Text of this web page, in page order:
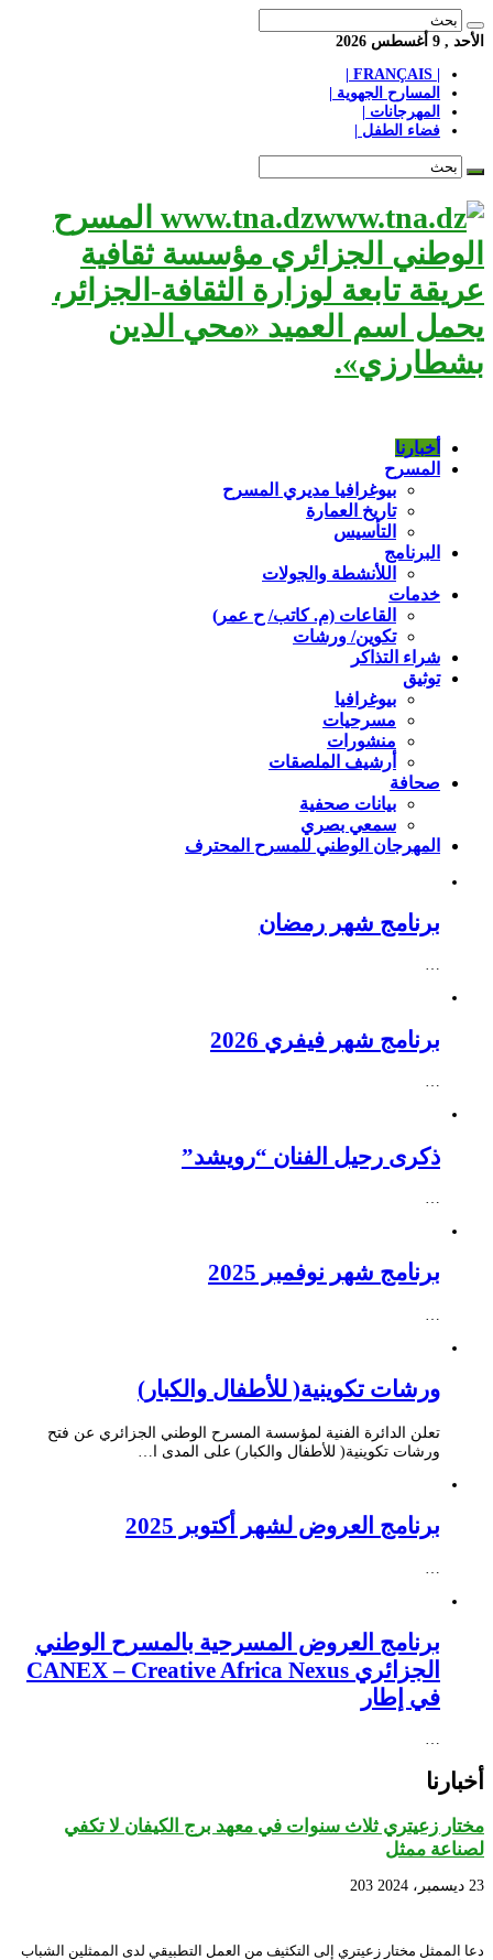
الأحد , 9 أغسطس 2026
المسارح الجهوية |
المهرجانات |
فضاء الطفل |
www.tna.dz المسرح
الوطني الجزائري مؤسسة ثقافية
عريقة تابعة لوزارة الثقافة-الجزائر،
يحمل اسم العميد «محي الدين
بشطارزي».
أخبارنا
المسرح
بيوغرافيا مديري المسرح
تاريخ العمارة
التأسيس
البرنامج
اللأنشطة والجولات
خدمات
القاعات (م. كاتب/ ح عمر)
تكوين/ ورشات
شراء التذاكر
توثيق
بيوغرافيا
مسرحيات
منشورات
أرشيف الملصقات
صحافة
بيانات صحفية
سمعي بصري
المهرجان الوطني للمسرح المحترف
برنامج شهر رمضان
…
برنامج شهر فيفري 2026
…
ذكرى رحيل الفنان “رويشد”
…
برنامج شهر نوفمبر 2025
ورشات تكوينية( للأطفال والكبار)
تعلن الدائرة الفنية لمؤسسة المسرح الوطني الجزائري عن فتح
ورشات تكوينية( للأطفال والكبار) على المدى ا…
برنامج العروض لشهر أكتوبر 2025
برنامج العروض المسرحية بالمسرح الوطني
الجزائري CANEX – Creative Africa Nexus
في إطار
…
أخبارنا
مختار زعيتري ثلاث سنوات في معهد برج الكيفان لا تكفي
لصناعة ممثل
23 ديسمبر، 2024 203
دعا الممثل مختار زعيتري إلى التكثيف من العمل التطبيقي لدى الممثلين الشباب